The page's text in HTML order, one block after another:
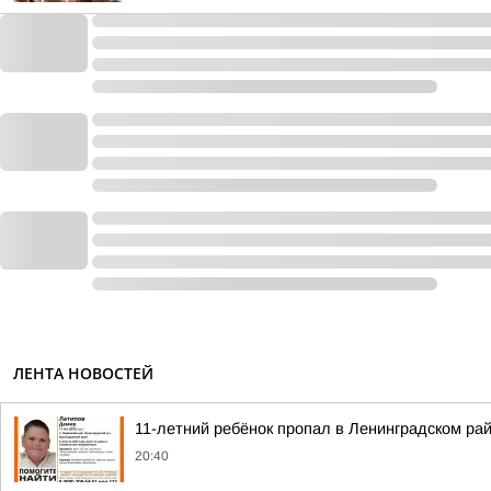
ЛЕНТА НОВОСТЕЙ
11-летний ребёнок пропал в Ленинградском
20:40